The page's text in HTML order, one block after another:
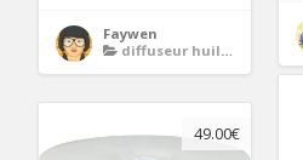
Faywen
diffuseur huiles essentielles
49.00€